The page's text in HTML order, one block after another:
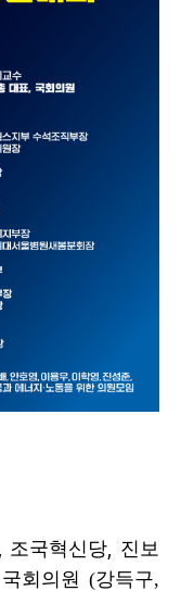
조국혁신당
진보
국회의원 (강득구,